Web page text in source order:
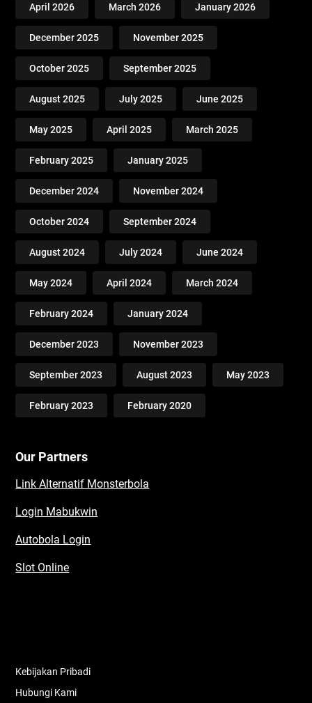
April 2026 March 2026 January 2026
December 2025 November 2025
October 2025 September 2025
August 2025 July 2025 June 2025
May 2025 April 2025 March 2025
February 2025 January 2025
December 2024 November 2024
October 2024 September 2024
August 2024 July 2024 June 2024
May 2024 April 2024 March 2024
February 2024 January 2024
December 2023 November 2023
September 2023 August 2023 May 2023
February 2023 February 2020
Our Partners
Link Alternatif Monsterbola
Login Mabukwin
Autobola Login
Slot Online
Kebijakan Pribadi
Hubungi Kami